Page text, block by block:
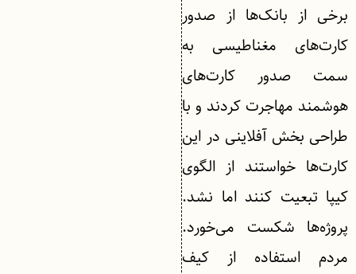
برخی از بانک‌ها از صدور
کارت‌های مغناطیسی به
سمت صدور کارت‌های
هوشمند مهاجرت کردند و با
طراحی بخش آفلاینی در این
کارت‌ها خواستند از الگوی
کیپا تبعیت کنند اما نشد.
پروژه‌ها شکست می‌خورد.
مردم استفاده از کیف‌